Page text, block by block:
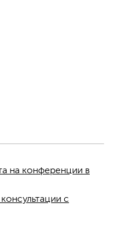
на конференции в
с